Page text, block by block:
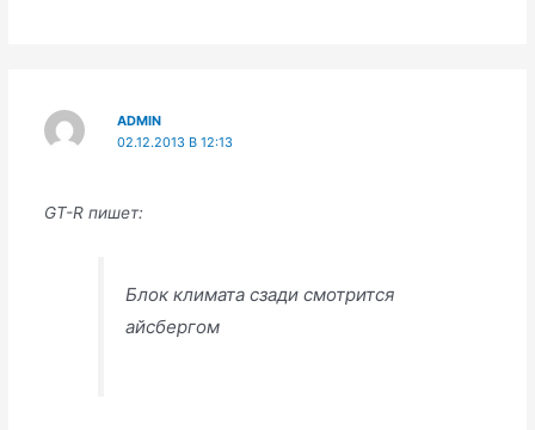
ADMIN
02.12.2013 В 12:13
GT-R пишет:
Блок климата сзади смотрится
айсбергом